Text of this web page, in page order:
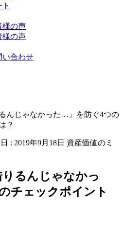
様の声
様の声
い合わせ
んじゃなかった…」を防ぐ4つの
？
: 2019年9月18日 資産価値のミ
りるんじゃなかっ
チェックポイント